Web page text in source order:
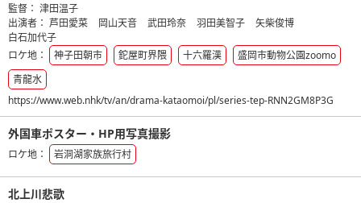
監督： 津田温子
出演者： 芦田愛菜 岡山天音 武田玲奈 羽田美智子
矢柴俊博
白石加代子
ロケ地：
神子田朝市 鉈屋町界隈 十六羅漢
盛岡市動物公園zoomo
青龍水
https://www.web.nhk/tv/an/drama-kataomoi/pl/series-tep-RNN2GM8P3G
外国車ポスター・HP用写真撮影
ロケ地： 岩洞湖家族旅行村
北上川悲歌